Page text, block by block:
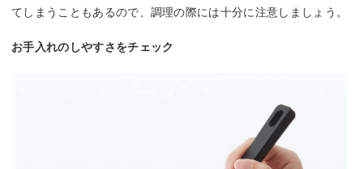
てしまうこともあるので、調理の際には十分に注意しましょう。
お手入れのしやすさをチェック